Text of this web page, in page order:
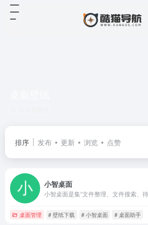
排序 发布 更新 浏览 点赞
小智桌面
桌面管理 # 壁纸下载 # 小智桌面 # 桌面助手